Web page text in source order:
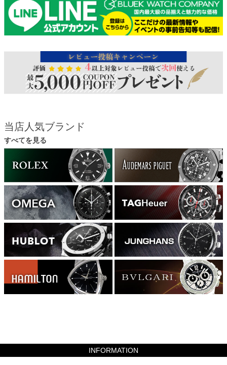
当店人気ブランド
すべてを見る
INFORMATION